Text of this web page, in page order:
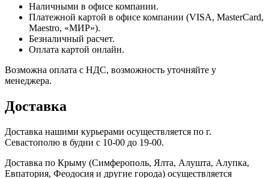
Наличными в офисе компании.
Платежной картой в офисе компании (VISA, MasterCard,
Maestro, «МИР»).
Безналичный расчет.
Оплата картой онлайн.
Возможна оплата с НДС, возможность уточняйте у
менеджера.
Доставка
Доставка нашими курьерами осуществляется по г.
Севастополю в будни с 10-00 до 19-00.
Доставка по Крыму (Симферополь, Ялта, Алушта, Алупка,
Евпатория, Феодосия и другие города) осуществляется